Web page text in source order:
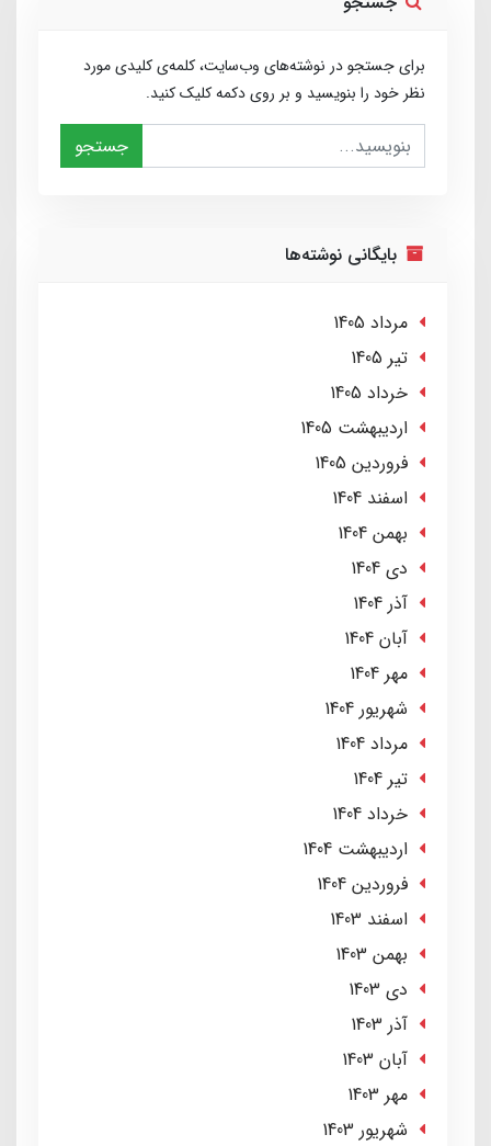
برای جستجو در نوشته‌های وب‌سایت، کلمه‌ی کلیدی مورد
نظر خود را بنویسید و بر روی دکمه کلیک کنید.
جستجو
بایگانی نوشته‌ها
مرداد 1405
تير 1405
خرداد 1405
ارديبهشت 1405
فروردین 1405
اسفند 1404
بهمن 1404
دی 1404
آذر 1404
آبان 1404
مهر 1404
شهریور 1404
مرداد 1404
تير 1404
خرداد 1404
ارديبهشت 1404
فروردین 1404
اسفند 1403
بهمن 1403
دی 1403
آذر 1403
آبان 1403
مهر 1403
شهریور 1403